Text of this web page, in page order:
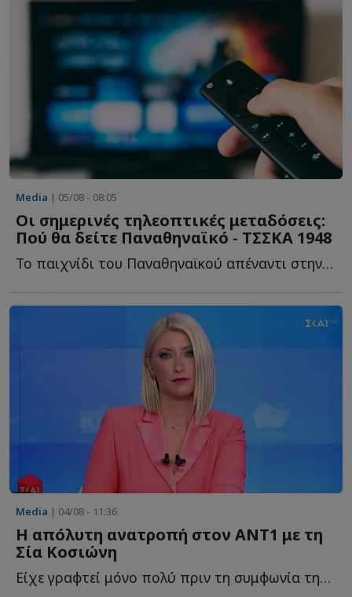
Media | 05/08 - 08:05
Οι σημερινές τηλεοπτικές μεταδόσεις:
Πού θα δείτε Παναθηναϊκό - ΤΣΣΚΑ 1948
Το παιχνίδι του Παναθηναϊκού απέναντι στην ΤΣΣΚΑ 1948 γ...
Media | 04/08 - 11:36
Η απόλυτη ανατροπή στον ΑΝΤ1 με τη
Σία Κοσιώνη
Είχε γραφτεί μόνο πολύ πριν τη συμφωνία της, ως πιθανότητα ν...